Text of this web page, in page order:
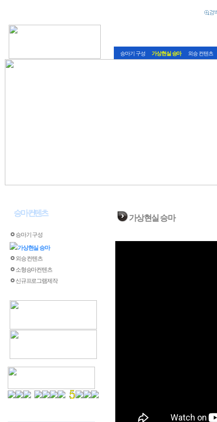
승마기 구성 가상현실 승마 외승 컨텐츠
승마 컨텐츠
승마기 구성
가상현실 승마
외승 컨텐츠
소형승마컨텐츠
신규프로그램제작
가상현실 승마